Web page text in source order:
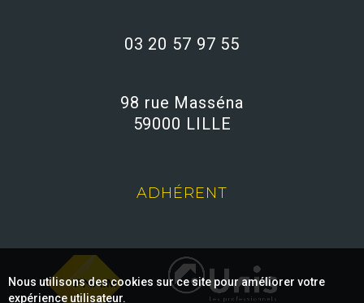
03 20 57 97 55
98 rue Masséna
59000 LILLE
ADHÉRENT
Nous utilisons des cookies sur ce site pour améliorer votre
expérience utilisateur.